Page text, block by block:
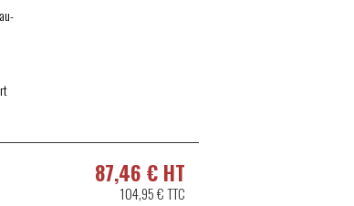
87,46 € HT
104,95 € TTC